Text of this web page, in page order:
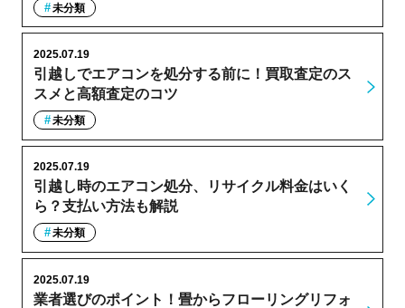
未分類
引越しでエアコンを処分する前に！買取査定のス
スメと高額査定のコツ
2025.07.19
未分類
引越し時のエアコン処分、リサイクル料金はいく
ら？支払い方法も解説
2025.07.19
未分類
業者選びのポイント！畳からフローリングリフォ
2025.07.19